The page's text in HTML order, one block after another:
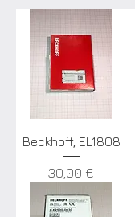
Beckhoff, EL1808
Цена
30,00 €